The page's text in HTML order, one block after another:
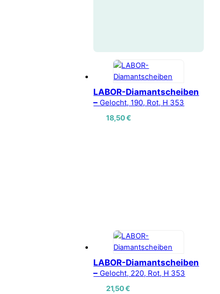
LABOR-Diamantscheiben
– Gelocht, 190, Rot, H 353
18,50€
LABOR-Diamantscheiben
– Gelocht, 220, Rot, H 353
21,50€